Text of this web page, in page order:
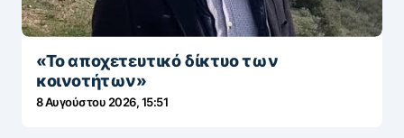
«Το αποχετευτικό δίκτυο των
κοινοτήτων»
8 Αυγούστου 2026, 15:51